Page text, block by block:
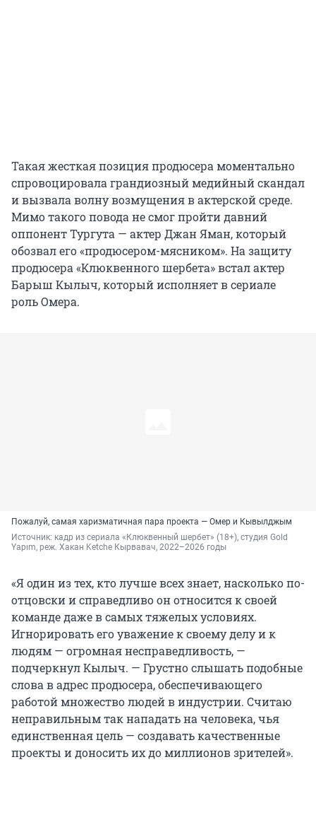
Такая жесткая позиция продюсера моментально
спровоцировала грандиозный медийный скандал
и вызвала волну возмущения в актерской среде.
Мимо такого повода не смог пройти давний
оппонент Тургута — актер Джан Яман, который
обозвал его «продюсером-мясником». На защиту
продюсера «Клюквенного шербета» встал актер
Барыш Кылыч, который исполняет в сериале
роль Омера.
Пожалуй, самая харизматичная пара проекта — Омер и Кывылджым
Источник: кадр из сериала «Клюквенный шербет» (18+), студия Gold
Yapım, реж. Хакан Ketche Кырвавач, 2022–2026 годы
«Я один из тех, кто лучше всех знает, насколько по-
отцовски и справедливо он относится к своей
команде даже в самых тяжелых условиях.
Игнорировать его уважение к своему делу и к
людям — огромная несправедливость, —
подчеркнул Кылыч. — Грустно слышать подобные
слова в адрес продюсера, обеспечивающего
работой множество людей в индустрии. Считаю
неправильным так нападать на человека, чья
единственная цель — создавать качественные
проекты и доносить их до миллионов зрителей».